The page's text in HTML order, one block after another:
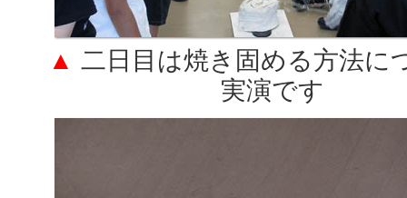
▲ 二日目は焼き固める方法に
実演です